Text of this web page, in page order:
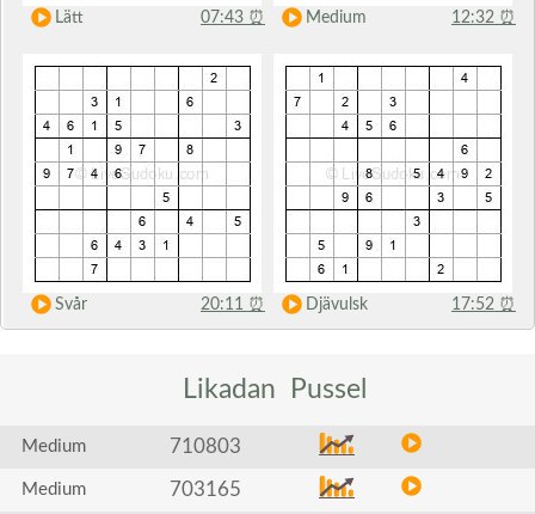
Lätt 07:43 ⏰ Medium 12:32 ⏰
Svår 20:11 ⏰ Djävulsk 17:52 ⏰
Likadan Pussel
Medium 710803
Medium 703165